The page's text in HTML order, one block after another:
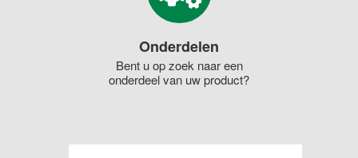
Onderdelen
Bent u op zoek naar een
onderdeel van uw product?